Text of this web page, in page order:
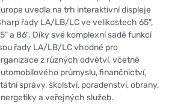
uvedla na trh interaktivní displeje
řady LA/LB/LC ve velikostech 65",
a 86". Díky své komplexní sadě funkcí
řady LA/LB/LC vhodné pro
z různých odvětví, včetně
průmyslu, finančnictví,
správy, školství, poradenství, obrany,
a veřejných služeb.